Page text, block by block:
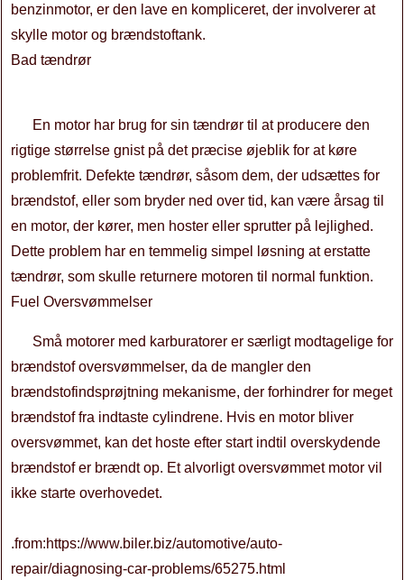
benzinmotor, er den lave en kompliceret, der involverer at
skylle motor og brændstoftank.
Bad tændrør
En motor har brug for sin tændrør til at producere den
rigtige størrelse gnist på det præcise øjeblik for at køre
problemfrit. Defekte tændrør, såsom dem, der udsættes for
brændstof, eller som bryder ned over tid, kan være årsag til
en motor, der kører, men hoster eller sprutter på lejlighed.
Dette problem har en temmelig simpel løsning at erstatte
tændrør, som skulle returnere motoren til normal funktion.
Fuel Oversvømmelser
Små motorer med karburatorer er særligt modtagelige for
brændstof oversvømmelser, da de mangler den
brændstofindsprøjtning mekanisme, der forhindrer for meget
brændstof fra indtaste cylindrene. Hvis en motor bliver
oversvømmet, kan det hoste efter start indtil overskydende
brændstof er brændt op. Et alvorligt oversvømmet motor vil
ikke starte overhovedet.
.from:https://www.biler.biz/automotive/auto-
repair/diagnosing-car-problems/65275.html